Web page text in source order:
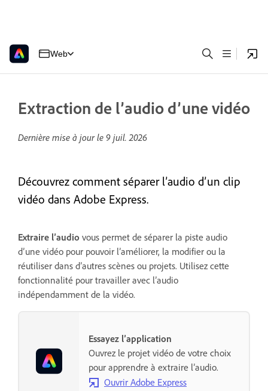
Web
Extraction de l’audio d’une vidéo
Dernière mise à jour le 9 juil. 2026
Découvrez comment séparer l’audio d’un clip
vidéo dans Adobe Express.
Extraire l’audio vous permet de séparer la piste audio
d’une vidéo pour pouvoir l’améliorer, la modifier ou la
réutiliser dans d’autres scènes ou projets. Utilisez cette
fonctionnalité pour travailler avec l’audio
indépendamment de la vidéo.
Essayez l’application
Ouvrez le projet vidéo de votre choix
pour apprendre à extraire l’audio.
Ouvrir Adobe Express